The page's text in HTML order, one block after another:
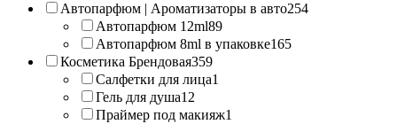
Автопарфюм | Ароматизаторы в авто254
Автопарфюм 12ml89
Автопарфюм 8ml в упаковке165
Косметика Брендовая359
Салфетки для лица1
Гель для душа12
Праймер под макияж1